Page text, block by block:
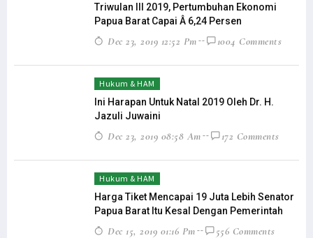
Triwulan III 2019, Pertumbuhan Ekonomi
Papua Barat Capai Â 6,24 Persen
Dec 23, 2019 12:52 Pm 1004 Comments
Hukum & HAM
Ini Harapan Untuk Natal 2019 Oleh Dr. H.
Jazuli Juwaini
Dec 23, 2019 08:58 Am 172 Comments
Hukum & HAM
Harga Tiket Mencapai 19 Juta Lebih Senator
Papua Barat Itu Kesal Dengan Pemerintah
Dec 15, 2019 01:16 Pm 556 Comments